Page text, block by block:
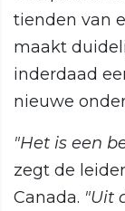
tienden van
maakt
inderdaad
nieuwe
"Het is een
zegt de
Canada. "Uit